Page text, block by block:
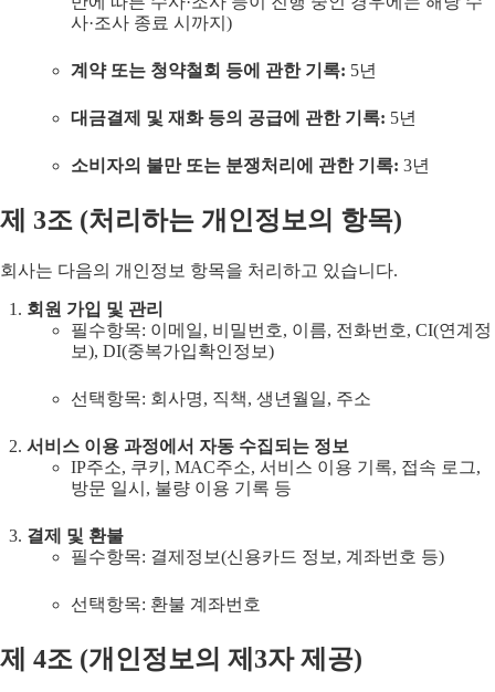
사·조사 종료 시까지)
계약 또는 청약철회 등에 관한 기록: 5년
대금결제 및 재화 등의 공급에 관한 기록: 5년
소비자의 불만 또는 분쟁처리에 관한 기록: 3년
제 3조 (처리하는 개인정보의 항목)
회사는 다음의 개인정보 항목을 처리하고 있습니다.
회원 가입 및 관리
필수항목: 이메일, 비밀번호, 이름, 전화번호, CI(연계정
보), DI(중복가입확인정보)
선택항목: 회사명, 직책, 생년월일, 주소
서비스 이용 과정에서 자동 수집되는 정보
IP주소, 쿠키, MAC주소, 서비스 이용 기록, 접속 로그,
방문 일시, 불량 이용 기록 등
결제 및 환불
필수항목: 결제정보(신용카드 정보, 계좌번호 등)
선택항목: 환불 계좌번호
제 4조 (개인정보의 제3자 제공)